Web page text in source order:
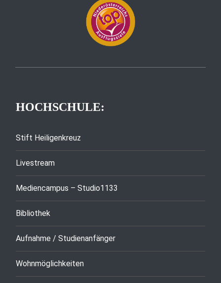
HOCHSCHULE:
Stift Heiligenkreuz
Livestream
Mediencampus – Studio1133
Bibliothek
Aufnahme / Studienanfänger
Wohnmöglichkeiten